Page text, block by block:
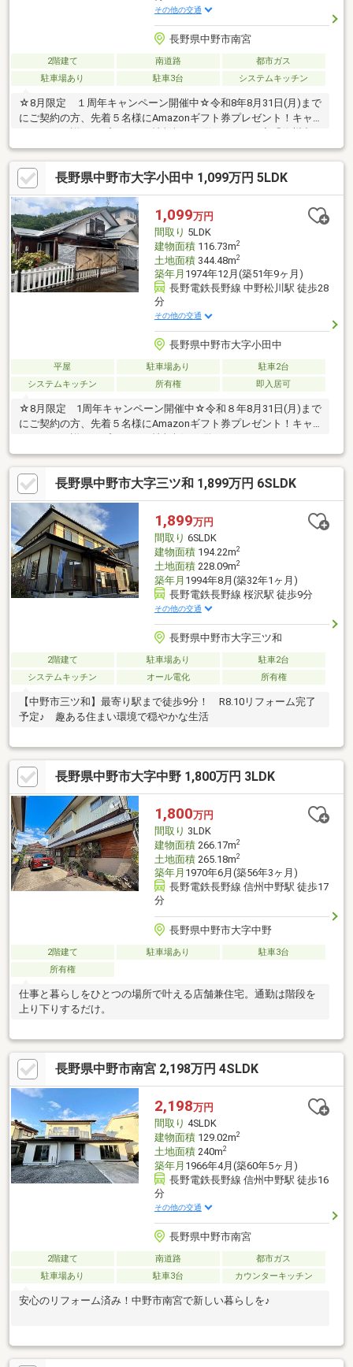
その他の交通
長野県中野市南宮
2階建て 南道路
都市ガス
駐車場あり
駐車3台 システムキッチン
☆8月限定 １周年キャンペーン開催中☆令和8年8月31日(月)まで
にご契約の方、先着５名様にAmazonギフト券プレゼント！キャ
野」駅まで車で４分！◇小学校まで徒歩１９分、中学校まで徒歩
３分です！◇２０．７帖のLDKは広く使え、ソファーやダイニン
グセットの配置を色々変えることができそうです！◇全居室収納
♪ 季節ものやイベント物も収納可能です。◇浴室・トイレ・洗
面化粧台は全て新品♪◇窓やドアも全て交換済みです。見える部
分は手を抜きません☆◇白蟻防蟻処理済みで見えない部分もしっ
かりと対策してある住宅です☆
長野県中野市大字小田中 1,099万円 5LDK
1,099万円
間取り 5LDK
建物面積116.73m2
土地面積344.48m2
築年月 1974年12月(築51年9ヶ月)
長野電鉄長野線 中野松川駅 徒歩28
分
その他の交通
長野県中野市大字小田中
平屋 駐車場あり
駐車2台
システムキッチン
所有権 即入居可
☆8月限定 1周年キャンペーン開催中☆令和８年8月31日(月)まで
にご契約の方、先着５名様にAmazonギフト券プレゼント！キャ
長野県中野市大字三ツ和 1,899万円 6SLDK
1,899万円
間取り 6SLDK
建物面積194.22m2
土地面積228.09m2
築年月 1994年8月(築32年1ヶ月)
長野電鉄長野線 桜沢駅 徒歩9分
その他の交通
長野県中野市大字三ツ和
2階建て 駐車場あり
駐車2台
システムキッチン
オール電化 所有権
【中野市三ツ和】最寄り駅まで徒歩9分！ R8.10リフォーム完了
予定♪ 趣ある住まい環境で穏やかな生活
長野県中野市大字中野 1,800万円 3LDK
1,800万円
間取り 3LDK
建物面積266.17m2
土地面積265.18m2
築年月 1970年6月(築56年3ヶ月)
長野電鉄長野線 信州中野駅 徒歩17
分
長野県中野市大字中野
2階建て 駐車場あり
駐車3台
所有権
仕事と暮らしをひとつの場所で叶える店舗兼住宅。通勤は階段を
上り下りするだけ。
長野県中野市南宮 2,198万円 4SLDK
2,198万円
間取り 4SLDK
建物面積129.02m2
土地面積240m2
築年月 1966年4月(築60年5ヶ月)
長野電鉄長野線 信州中野駅 徒歩16
分
その他の交通
長野県中野市南宮
2階建て 南道路
都市ガス
駐車場あり
駐車3台 カウンターキッチン
安心のリフォーム済み！中野市南宮で新しい暮らしを♪